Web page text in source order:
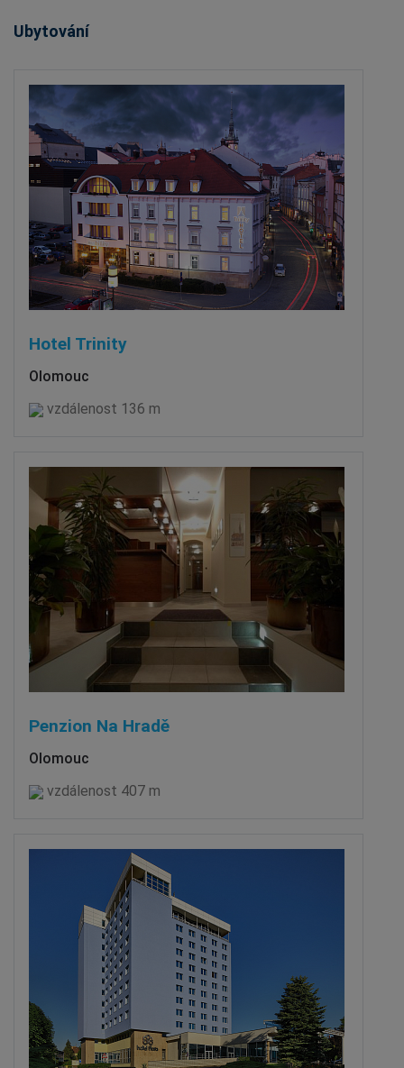
Ubytování
Hotel Trinity
Olomouc
vzdálenost 136 m
Penzion Na Hradě
Olomouc
vzdálenost 407 m